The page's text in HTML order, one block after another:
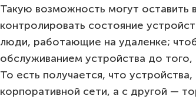
Такую возможность могут оставить
контролировать состояние
люди, работающие на удаленке;
обслуживанием устройства до того,
То есть получается, что
корпоративной сети, а с другой —